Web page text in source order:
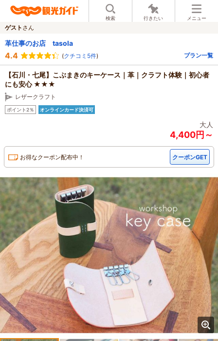
検索 行きたい メニュー
ゲスト さん
革仕事のお店 tasola
4.4 (クチコミ5件) プラン一覧
【石川・七尾】こぶまきのキーケース｜革｜クラフト体験｜初心者
にも安心 ★★★
レザークラフト
ポイント2％ オンラインカード決済可
大人
4,400円～
お得なクーポン配布中！ クーポンGET